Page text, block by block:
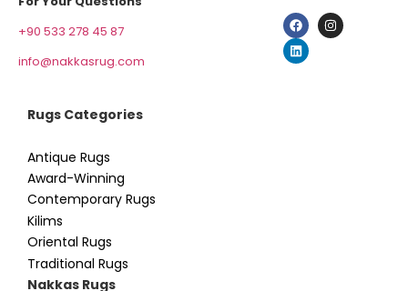
+90 533 278 45 87
info@nakkasrug.com
Rugs Categories
Antique Rugs
Award-Winning
Contemporary Rugs
Kilims
Oriental Rugs
Traditional Rugs
Nakkas Rugs